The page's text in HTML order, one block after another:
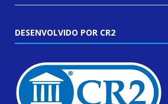
DESENVOLVIDO POR CR2